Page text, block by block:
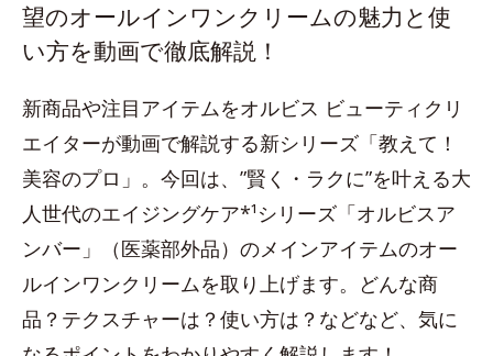
望のオールインワンクリームの魅力と使
い方を動画で徹底解説！
新商品や注目アイテムをオルビス ビューティクリ
エイターが動画で解説する新シリーズ「教えて！
美容のプロ」。今回は、”賢く・ラクに”を叶える大
人世代のエイジングケア*¹シリーズ「オルビスア
ンバー」（医薬部外品）のメインアイテムのオー
ルインワンクリームを取り上げます。どんな商
品？テクスチャーは？使い方は？などなど、気に